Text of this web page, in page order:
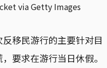
via Getty Images
移民游行的主要针对目
要求在游行当日休假。